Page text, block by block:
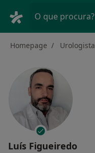
O que procura?
Homepage Urologista
Luís Figueiredo